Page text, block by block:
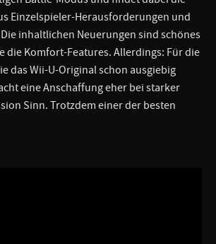
Einzelspieler-Herausforderungen und
inhaltlichen Neuerungen sind schönes
die Komfort-Features. Allerdings: Für die
das Wii-U-Original schon ausgiebig
eine Anschaffung eher bei starker
Sinn. Trotzdem einer der besten